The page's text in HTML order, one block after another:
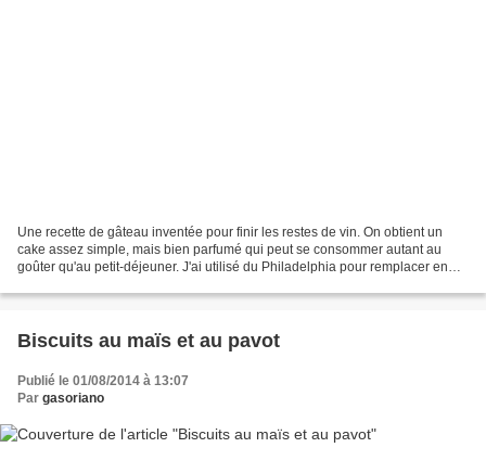
Une recette de gâteau inventée pour finir les restes de vin. On obtient un
cake assez simple, mais bien parfumé qui peut se consommer autant au
goûter qu'au petit-déjeuner. J'ai utilisé du Philadelphia pour remplacer en
Biscuits au maïs et au pavot
Publié le 01/08/2014 à 13:07
Par gasoriano